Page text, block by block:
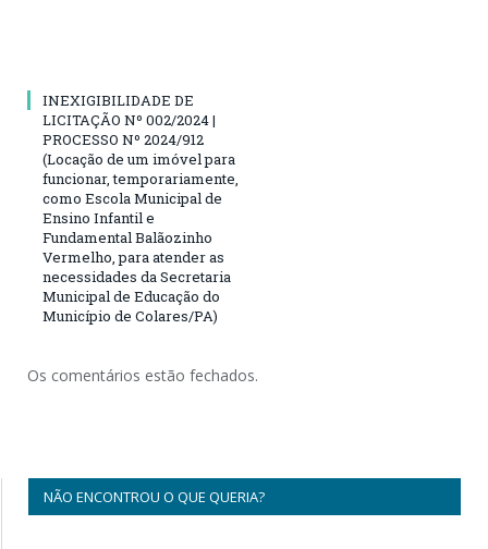
INEXIGIBILIDADE DE
LICITAÇÃO Nº 002/2024 |
PROCESSO Nº 2024/912
(Locação de um imóvel para
funcionar, temporariamente,
como Escola Municipal de
Ensino Infantil e
Fundamental Balãozinho
Vermelho, para atender as
necessidades da Secretaria
Municipal de Educação do
Município de Colares/PA)
Os comentários estão fechados.
NÃO ENCONTROU O QUE QUERIA?